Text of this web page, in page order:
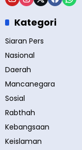
Kategori
Siaran Pers
Nasional
Daerah
Mancanegara
Sosial
Rabthah
Kebangsaan
Keislaman